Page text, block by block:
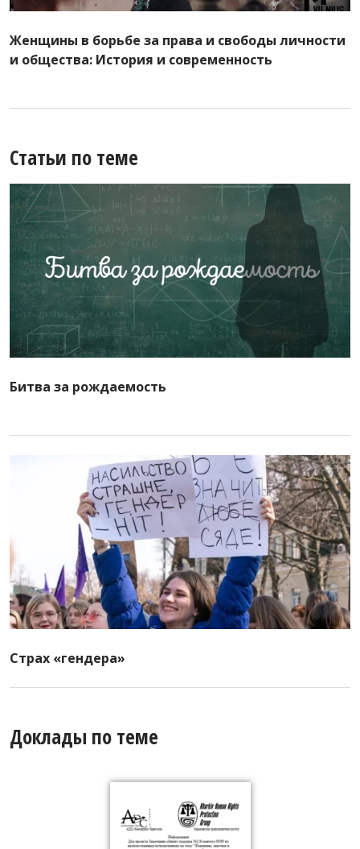
Женщины в борьбе за права и свободы личности
и общества: История и современность
Статьи по теме
Битва за рождаемость
Страх «гендера»
Доклады по теме